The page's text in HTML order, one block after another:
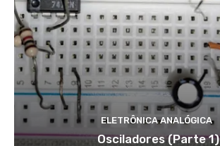
ELETRÔNICA ANALÓGICA
Osciladores (Parte 1)